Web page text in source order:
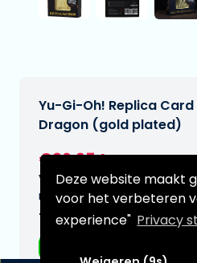
Deze website maakt
voor het verbeteren
experience" Privacy
Yu-Gi-Oh! Replica Card
Dragon (gold plated)
€26,95
Verwachtte
n.v.t.
Type: